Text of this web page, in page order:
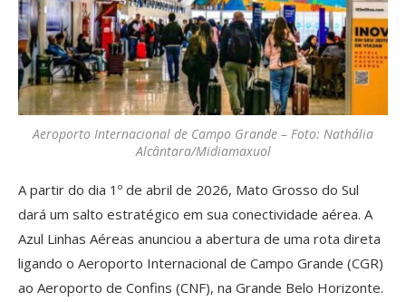
Aeroporto Internacional de Campo Grande – Foto: Nathália
Alcântara/Midiamaxuol
A partir do dia 1º de abril de 2026, Mato Grosso do Sul
dará um salto estratégico em sua conectividade aérea. A
Azul Linhas Aéreas anunciou a abertura de uma rota direta
ligando o Aeroporto Internacional de Campo Grande (CGR)
ao Aeroporto de Confins (CNF), na Grande Belo Horizonte.